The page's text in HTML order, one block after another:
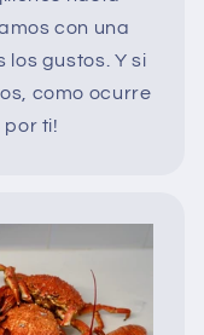
con una
gustos. Y si
como ocurre
por ti!